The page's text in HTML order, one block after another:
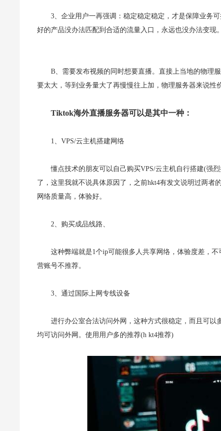
3、企业用户一再强调：稳定稳定稳定，才是保障业务
好的产品没办法匹配到合适的流量入口，永远也没办法变现
B、需要发布视频的同时想要直播。直接上当地的物理
要太大 ，等到业务量大了再慢慢往上加，物理服务器来说性
Tiktok海外直播服务器可以是其中一种：
1、VPS/云主机搭建网络
懂点技术的朋友可以自己购买VPS/云主机自行搭建(强
了，这里我就不说具体原因了，之前hkt4有发文说明过两者
网络质量高， 体验好。
2、购买成品线路、
这种弊端就是1个ip可能很多人共享网络，体验度差，
营账号不推荐。
3、通过国际上网专线设备
进行办公室合法访问外网，这种方式很稳定，而且可
均可访问外网。使用用户多的推荐(h kt4推荐)